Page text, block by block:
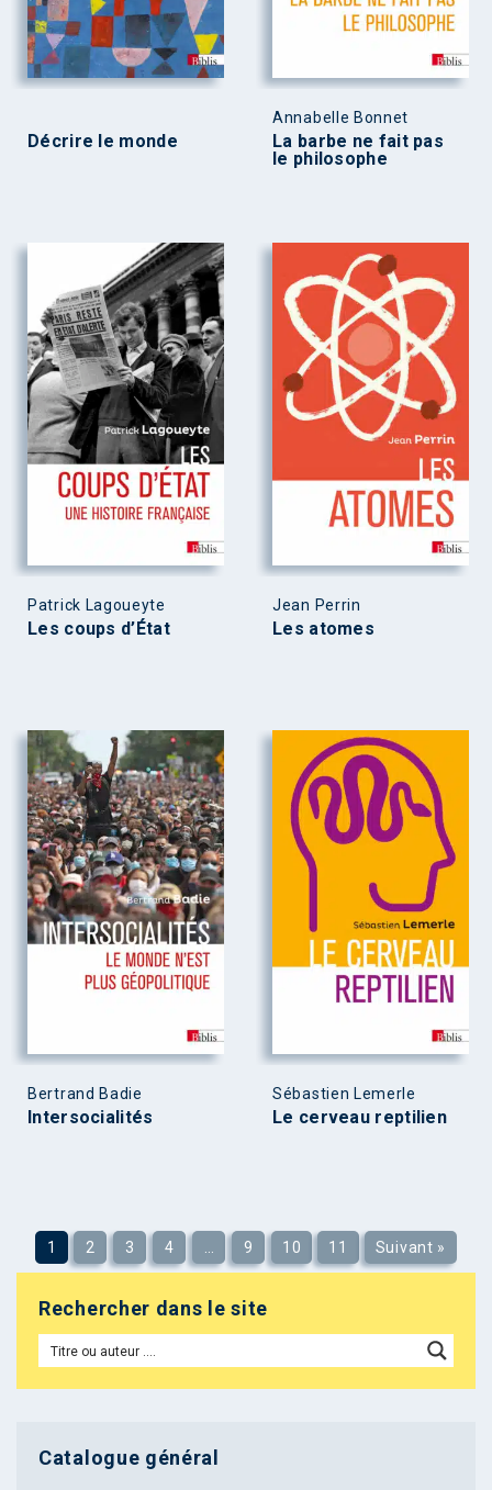
Décrire le monde
Annabelle Bonnet
La barbe ne fait pas
le philosophe
Patrick Lagoueyte
Les coups d’État
Jean Perrin
Les atomes
Bertrand Badie
Intersocialités
Sébastien Lemerle
Le cerveau reptilien
1 2 3 4 9 10 11 Suivant »
Rechercher dans le site
Catalogue général